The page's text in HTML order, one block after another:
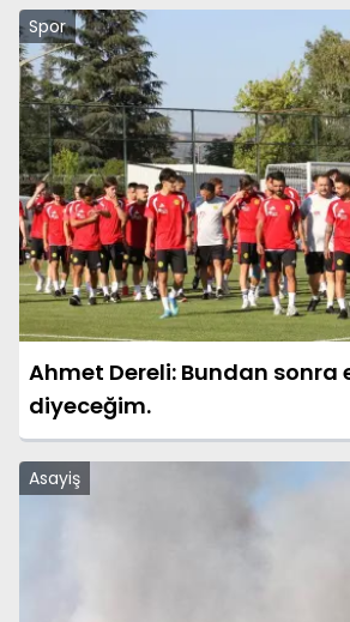
Spor
Ahmet Dereli: Bundan sonra
diyeceğim.
Asayiş